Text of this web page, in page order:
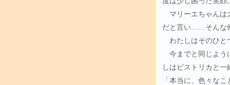
マリーエちゃんは
だと言い……そんな
わたしはそのひと
今までと同じよう
しはビストリカと
「本当に、色々な